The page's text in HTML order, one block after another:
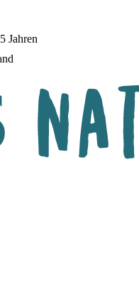
Jahren